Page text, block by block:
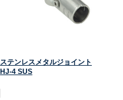
ステンレスメタルジョイント
HJ-4 SUS